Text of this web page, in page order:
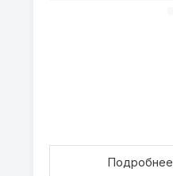
Подробнее